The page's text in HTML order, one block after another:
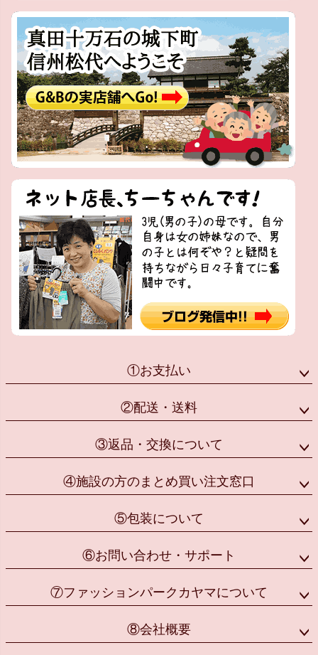
①お支払い
②配送・送料
③返品・交換について
④施設の方のまとめ買い注文窓口
⑤包装について
⑥お問い合わせ・サポート
⑦ファッションパークカヤマについて
⑧会社概要